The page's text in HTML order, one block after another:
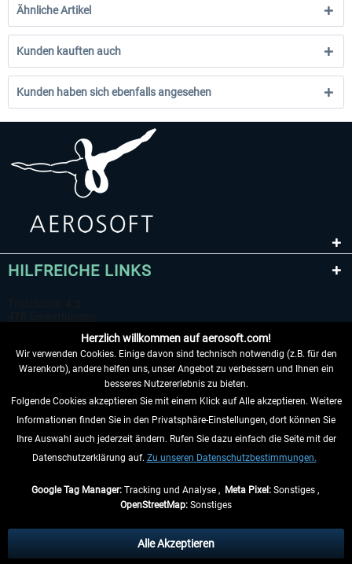
Ähnliche Artikel
Kunden kauften auch
Kunden haben sich ebenfalls angesehen
HILFREICHE LINKS
VERTRAG WIDERRUFEN
INFORMATIONEN
anders beschrieben.
** Gilt für Lieferungen innerhalb Deutschlands, Lieferzeiten für andere Länder
Herzlich willkommen auf aerosoft.com!
Wir verwenden Cookies. Einige davon sind technisch notwendig (z.B. für den
Warenkorb), andere helfen uns, unser Angebot zu verbessern und Ihnen ein
besseres Nutzererlebnis zu bieten.
Folgende Cookies akzeptieren Sie mit einem Klick auf Alle akzeptieren. Weitere
Informationen finden Sie in den Privatsphäre-Einstellungen, dort können Sie
Ihre Auswahl auch jederzeit ändern. Rufen Sie dazu einfach die Seite mit der
Datenschutzerklärung auf. Zu unseren Datenschutzbestimmungen.
Google Tag Manager:Tracking und Analyse , Meta Pixel:Sonstiges ,
OpenStreetMap: Sonstiges
Alle Akzeptieren